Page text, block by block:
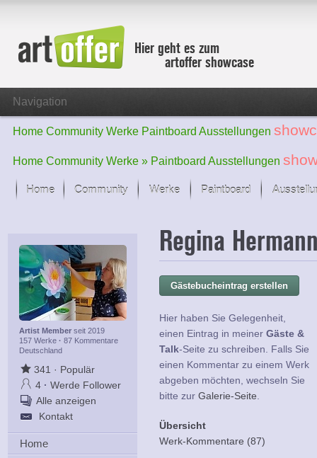
Hier geht es zum
artoffer showcase
Navigation
Home Community Werke Paintboard Ausstellungen
Home Community Werke » Paintboard Ausstellungen
Home Community Werke
Der letzte Monat im Fokus
Alle Fokus-Werke
Standard-Ansicht
Fokus-Werke
Alle neuen Werke
Paintboard
Artist Memberseit 2019
157 Werke · 87 Kommentare
Deutschland
341 · Populär
4 · Werde Follower
Alle anzeigen
Kontakt
Home
Regina
Gästebucheintrag erstellen
Hier haben Sie Gelegenheit,
einen Eintrag in meiner Gäste &
Talk-Seite zu schreiben. Falls Sie
einen Kommentar zu einem Werk
abgeben möchten, wechseln Sie
bitte zur Galerie-Seite
Übersicht
Werk-Kommentare (87)